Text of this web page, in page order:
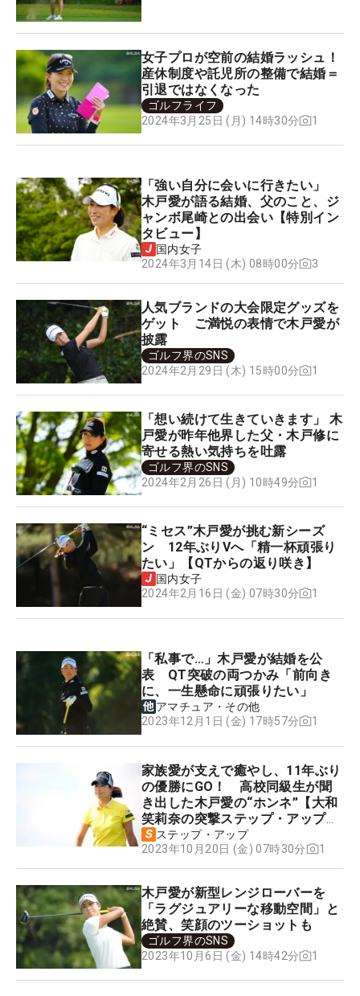
女子プロが空前の結婚ラッシュ！
産休制度や託児所の整備で結婚＝
引退ではなくなった
ゴルフライフ
2024年3月25日 (月) 14時30分
1
「強い自分に会いに行きたい」
木戸愛が語る結婚、父のこと、ジ
ャンボ尾崎との出会い【特別イン
タビュー】
国内女子
2024年3月14日 (木) 08時00分
3
人気ブランドの大会限定グッズを
ゲット ご満悦の表情で木戸愛が
披露
ゴルフ界のSNS
2024年2月29日 (木) 15時00分
1
「想い続けて生きていきます」 木
戸愛が昨年他界した父・木戸修に
寄せる熱い気持ちを吐露
ゴルフ界のSNS
2024年2月26日 (月) 10時49分
1
“ミセス”木戸愛が挑む新シーズ
ン 12年ぶりVへ「精一杯頑張り
たい」【QTからの返り咲き】
国内女子
2024年2月16日 (金) 07時30分
1
「私事で…」木戸愛が結婚を公
表 QT突破の両つかみ「前向き
に、一生懸命に頑張りたい」
アマチュア・その他
2023年12月1日 (金) 17時57分
1
家族愛が支えで癒やし、11年ぶり
の優勝にGO！ 高校同級生が聞
き出した木戸愛の“ホンネ”【大和
笑莉奈の突撃ステップ・アップ便
り】ステップ・アップ
2023年10月20日 (金) 07時30分
1
木戸愛が新型レンジローバーを
「ラグジュアリーな移動空間」と
絶賛、笑顔のツーショットも
ゴルフ界のSNS
2023年10月6日 (金) 14時42分
1